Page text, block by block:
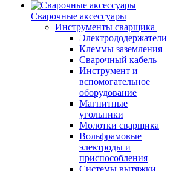
Сварочные аксессуары
Инструменты сварщика
Электрододержатели
Клеммы заземления
Сварочный кабель
Инструмент и
вспомогательное
оборудование
Магнитные
угольники
Молотки сварщика
Вольфрамовые
электроды и
приспособления
Системы вытяжки